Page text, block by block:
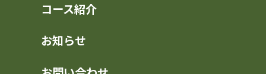
コース紹介
お知らせ